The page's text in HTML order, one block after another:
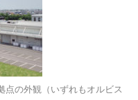
点の外観（いずれもオルビス